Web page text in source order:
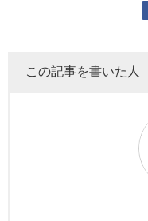
この記事を書いた人